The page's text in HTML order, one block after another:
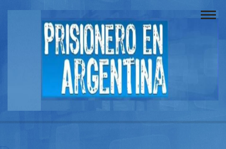
Buscador
Documentos